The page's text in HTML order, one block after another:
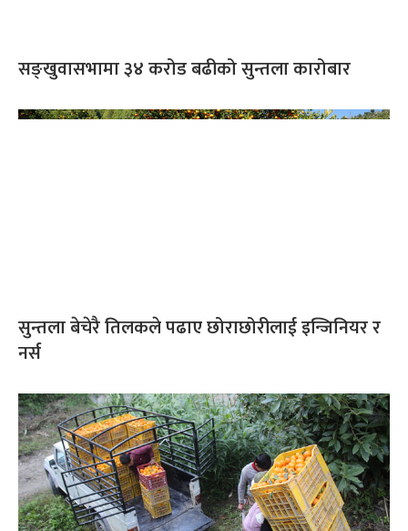
सङ्खुवासभामा ३४ करोड बढीको सुन्तला कारोबार
सुन्तला बेचेरै तिलकले पढाए छोराछोरीलाई इन्जिनियर र
नर्स